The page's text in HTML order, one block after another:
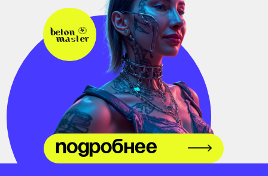
подробнее